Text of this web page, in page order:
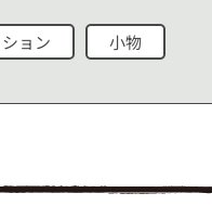
ョン 小物